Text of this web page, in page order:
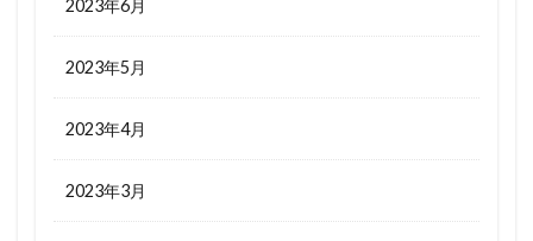
2023年6月
2023年5月
2023年4月
2023年3月